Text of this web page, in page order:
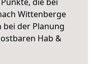
Wittenberge
bei der Planung
Hab &